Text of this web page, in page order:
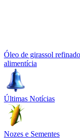
Óleo de girassol
alimentícia
Últimas Notícias
Nozes e Sementes